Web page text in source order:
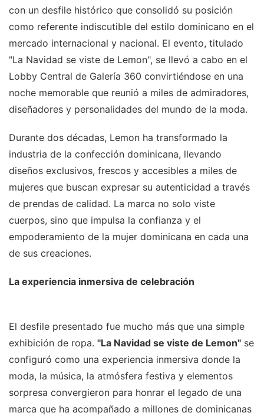
con un desfile histórico que consolidó su posición
como referente indiscutible del estilo dominicano en el
mercado internacional y nacional. El evento, titulado
"La Navidad se viste de Lemon", se llevó a cabo en el
Lobby Central de Galería 360 convirtiéndose en una
noche memorable que reunió a miles de admiradores,
diseñadores y personalidades del mundo de la moda.
Durante dos décadas, Lemon ha transformado la
industria de la confección dominicana, llevando
diseños exclusivos, frescos y accesibles a miles de
mujeres que buscan expresar su autenticidad a través
de prendas de calidad. La marca no solo viste
cuerpos, sino que impulsa la confianza y el
empoderamiento de la mujer dominicana en cada una
de sus creaciones.
La experiencia inmersiva de celebración
El desfile presentado fue mucho más que una simple
exhibición de ropa. "La Navidad se viste de Lemon" se
configuró como una experiencia inmersiva donde la
moda, la música, la atmósfera festiva y elementos
sorpresa convergieron para honrar el legado de una
marca que ha acompañado a millones de dominicanas